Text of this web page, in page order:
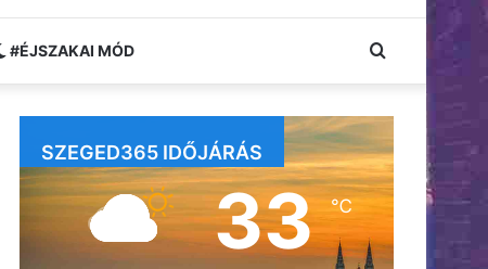
#ÉJSZAKAI MÓD Keresés:
SZEGED365 IDŐJÁRÁS
33℃